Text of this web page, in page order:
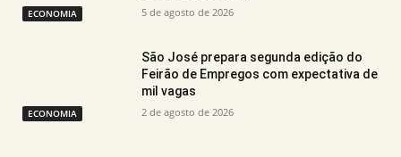
ECONOMIA 5 de agosto de 2026
ECONOMIA
São José prepara segunda edição do
Feirão de Empregos com expectativa de
mil vagas
2 de agosto de 2026